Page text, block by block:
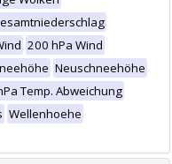
200 hPa Wind
Neuschneehöhe
Temp. Abweichung
Wellenhoehe